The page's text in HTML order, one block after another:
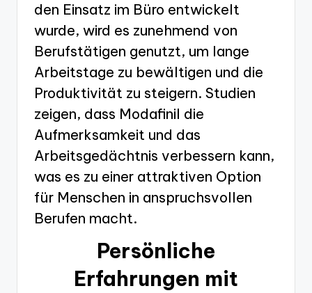
den Einsatz im Büro entwickelt
wurde, wird es zunehmend von
Berufstätigen genutzt, um lange
Arbeitstage zu bewältigen und die
Produktivität zu steigern. Studien
zeigen, dass Modafinil die
Aufmerksamkeit und das
Arbeitsgedächtnis verbessern kann,
was es zu einer attraktiven Option
für Menschen in anspruchsvollen
Berufen macht.
Persönliche
Erfahrungen mit